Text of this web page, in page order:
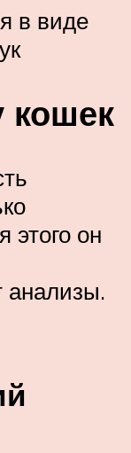
в виде
кошек
этого он
анализы.